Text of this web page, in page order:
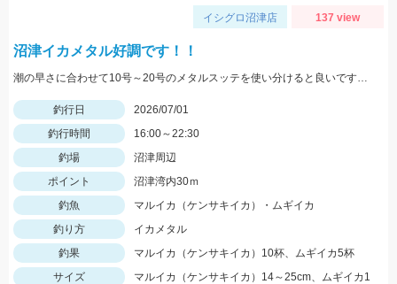
イシグロ沼津店 137 view
沼津イカメタル好調です！！
潮の早さに合わせて10号～20号のメタルスッテを使い分けると良いです。 良型が多いのでアタリが分かりやすい時期になりますので挑戦するなら今です！！
釣行日
2026/07/01
釣行時間
16:00～22:30
釣場
沼津周辺
ポイント
沼津湾内30ｍ
釣魚
マルイカ（ケンサキイカ）・ムギイカ
釣り方
イカメタル
釣果
マルイカ（ケンサキイカ）10杯、ムギイカ5杯
サイズ
マルイカ（ケンサキイカ）14～25cm、ムギイカ1